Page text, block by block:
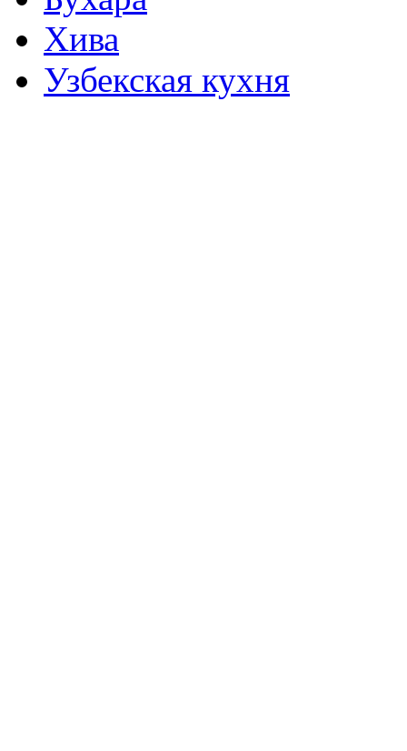
Хива
Узбекская кухня